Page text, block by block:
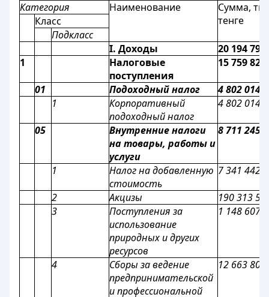
Категория Наименование
Сумма,
тенге
Класс
Подкласс
I. Доходы
20 194 797
1
Налоговые
поступления
15 759 823
01 Подоходный налог
4 802 014
1
Корпоративный
подоходный налог
4 802 014
05
Внутренние налоги
на товары, работы и
услуги
8 711 245
1
Налог на добавленную
стоимость
7 341 442
2 Акцизы
190 313
3
Поступления за
использование
природных и других
ресурсов
1 148 607
4
Сборы за ведение
предпринимательской
и профессиональной
12 663 802